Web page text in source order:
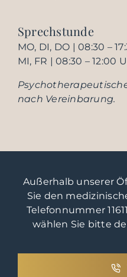
Sprechstunde
MO, DI, DO | 08:30 –
MI, FR | 08:30 – 12:00
nach Vereinbarung.
Außerhalb unserer
Sie den
Telefonnummer
wählen Sie bitte